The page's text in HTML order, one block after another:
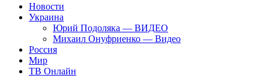
Новости
Украина
Юрий Подоляка — ВИДЕО
Михаил Онуфриенко — Видео
Россия
Мир
ТВ Онлайн